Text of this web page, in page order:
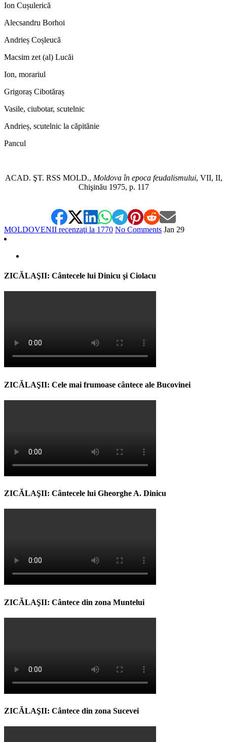
Ion Cușulerică
Alecsandru Borhoi
Andrieș Coșleucă
Macsim zet (al) Lucăi
Ion, morariul
Grigoraș Cibotăraș
Vasile, ciubotar, scutelnic
Andrieș, scutelnic la căpitănie
Pancul
ACAD. ŞT. RSS MOLD., Moldova în epoca feudalismului, VII, II,
Chişinău 1975, p. 117
MOLDOVENII recenzaţi la 1770 No Comments Jan 29
ZICĂLAŞII: Cântecele lui Dinicu şi Ciolacu
ZICĂLAŞII: Cele mai frumoase cântece ale Bucovinei
ZICĂLAŞII: Cântecele lui Gheorghe A. Dinicu
ZICĂLAŞII: Cântece din zona Muntelui
ZICĂLAŞII: Cântece din zona Sucevei